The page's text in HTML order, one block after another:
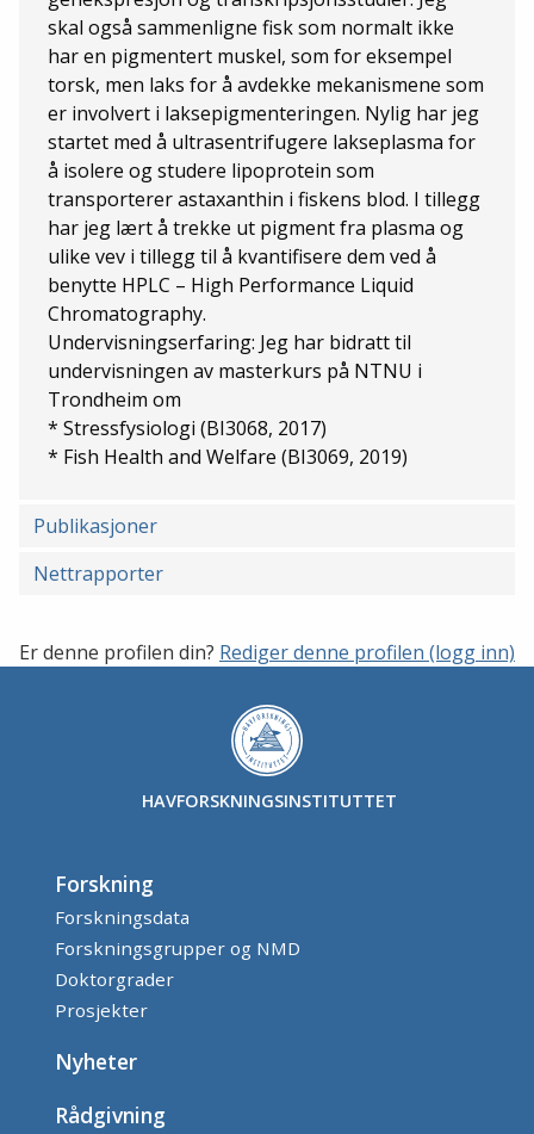
skal også sammenligne fisk som normalt ikke
har en pigmentert muskel, som for eksempel
torsk, men laks for å avdekke mekanismene som
er involvert i laksepigmenteringen. Nylig har jeg
startet med å ultrasentrifugere lakseplasma for
å isolere og studere lipoprotein som
transporterer astaxanthin i fiskens blod. I tillegg
har jeg lært å trekke ut pigment fra plasma og
ulike vev i tillegg til å kvantifisere dem ved å
benytte HPLC – High Performance Liquid
Chromatography.
Undervisningserfaring: Jeg har bidratt til
undervisningen av masterkurs på NTNU i
Trondheim om
* Stressfysiologi (BI3068, 2017)
* Fish Health and Welfare (BI3069, 2019)
Publikasjoner
Nettrapporter
Er denne profilen din? Rediger denne profilen (logg inn)
HAVFORSKNINGSINSTITUTTET
Forskning
Forskningsdata
Forskningsgrupper og NMD
Doktorgrader
Prosjekter
Nyheter
Rådgivning